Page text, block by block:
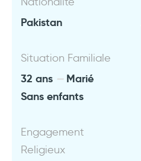
Pakistan
Situation Familiale
32 ans
Marié
Sans enfants
Engagement
Religieux